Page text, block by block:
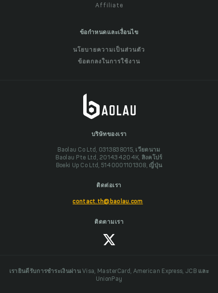
Affiliate
ข้อกำหนดและเงื่อนไข
นโยบายความเป็นส่วนตัว
ข้อตกลงในการใช้งาน
บริษัทของเรา
Baolau Co Ltd, 0313838015, เวียดนาม
Baolau Pte Ltd, 201434204K, สิงคโปร์
Boeki Up Co Ltd, 5140001101308, ญี่ปุ่น
ติดต่อเรา
contact.th@baolau.com
ติดตามเรา
เรายินดีรับการชำระเงินผ่าน Visa, MasterCard, American Express, JCB และ
UnionPay